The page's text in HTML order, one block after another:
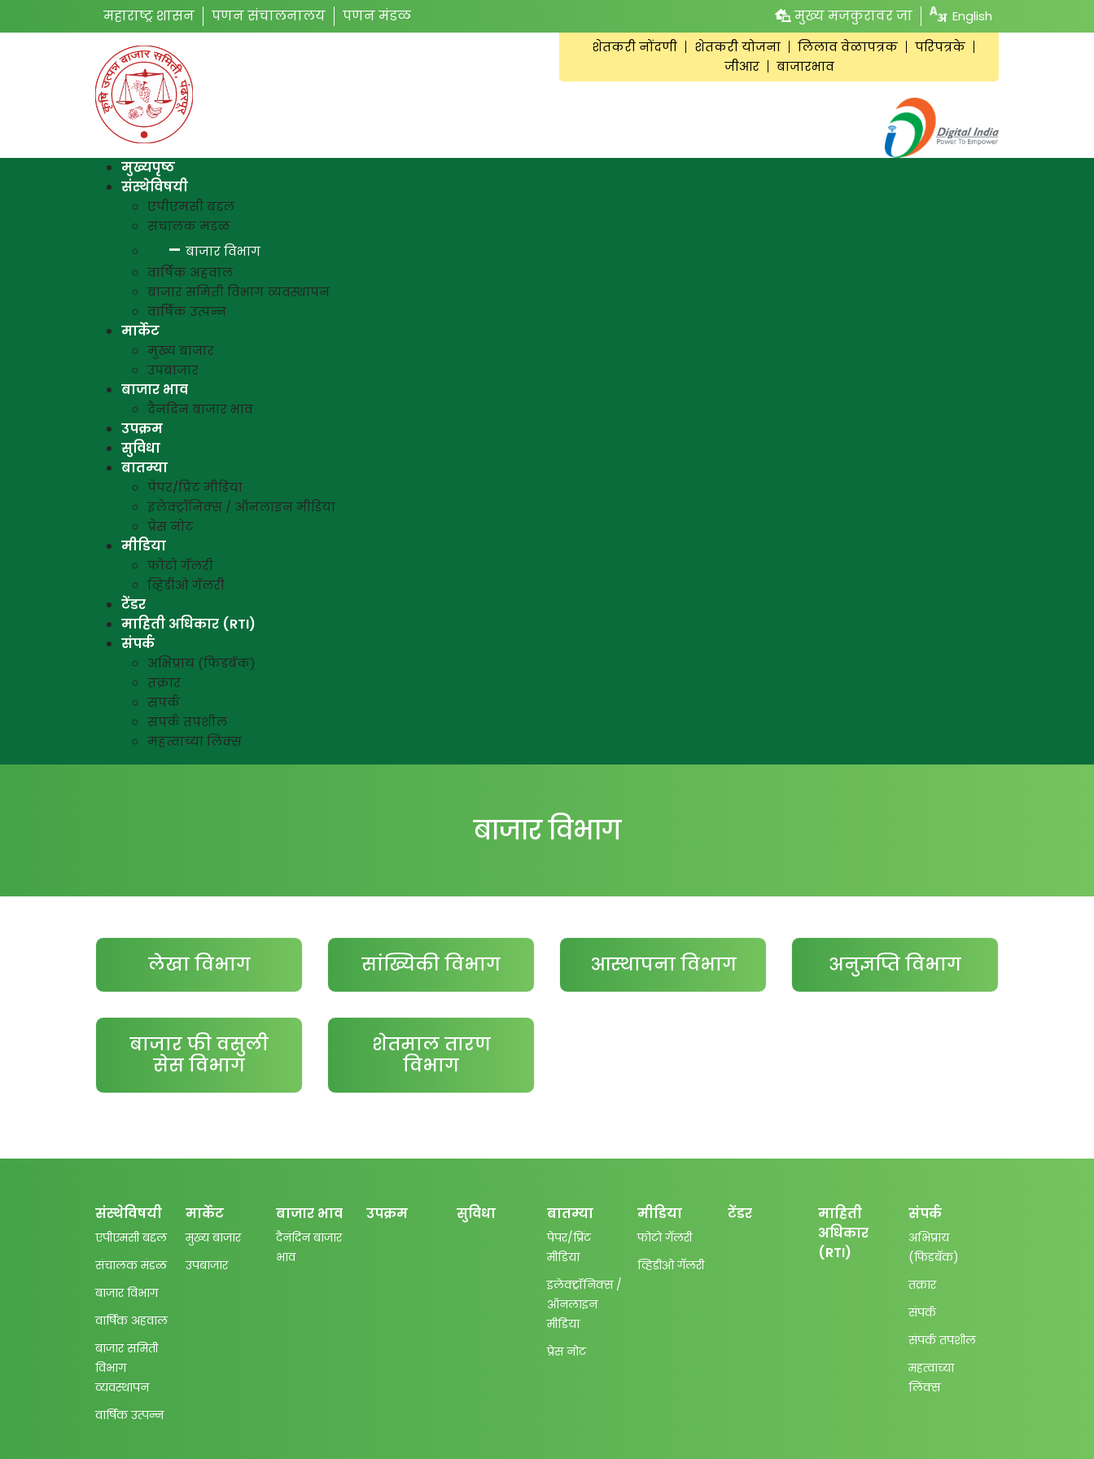
महाराष्ट्र शासन पणन संचालनालय पणन मंडळ English
मुख्य मजकुरावर जा
शेतकरी नोंदणी शेतकरी योजना लिलाव वेळापत्रक
परिपत्रके
जीआर
बाजारभाव
मुख्यपृष्ठ
संस्थेविषयी
एपीएमसी बद्दल
संचालक मंडळ
बाजार विभाग
वार्षिक अहवाल
बाजार समिती विभाग व्यवस्थापन
वार्षिक उत्पन्न
मार्केट
मुख्य बाजार
उपबाजार
बाजार भाव
दैनंदिन बाजार भाव
उपक्रम
सुविधा
बातम्या
पेपर/प्रिंट मीडिया
इलेक्ट्रॉनिक्स / ऑनलाइन मीडिया
प्रेस नोट
मीडिया
फोटो गॅलरी
व्हिडीओ गॅलरी
टेंडर
माहिती अधिकार (RTI)
संपर्क
अभिप्राय (फिडबॅक)
तक्रार
संपर्क
संपर्क तपशील
महत्वाच्या लिंक्स
बाजार विभाग
लेखा विभाग सांख्यिकी विभाग आस्थापना विभाग अनुज्ञप्ति विभाग
बाजार फी वसुली
सेस विभाग
शेतमाल तारण
विभाग
संस्थेविषयी
एपीएमसी बद्दल
संचालक मंडळ
बाजार विभाग
वार्षिक अहवाल
बाजार समिती
विभाग
व्यवस्थापन
वार्षिक उत्पन्न
मार्केट
मुख्य बाजार
उपबाजार
बाजार भाव
दैनंदिन बाजार
भाव
उपक्रम सुविधा बातम्या
पेपर/प्रिंट
मीडिया
इलेक्ट्रॉनिक्स /
ऑनलाइन
मीडिया
प्रेस नोट
मीडिया
फोटो गॅलरी
व्हिडीओ गॅलरी
टेंडर
माहिती
अधिकार
(RTI)
संपर्क
अभिप्राय
(फिडबॅक)
तक्रार
संपर्क
संपर्क तपशील
महत्वाच्या
लिंक्स